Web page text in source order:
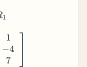
- 2R_1
1
1
−4
7